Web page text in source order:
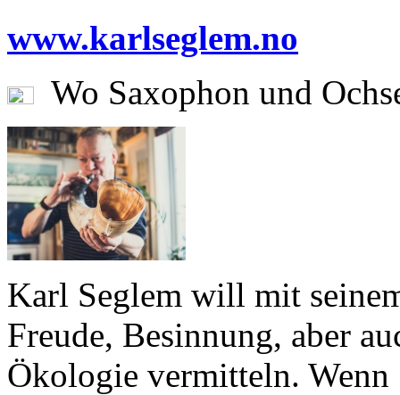
www.karlseglem.no
Wo Saxophon und
Karl Seglem will mit
Freude, Besinnung, aber
Ökologie vermitteln. Wenn